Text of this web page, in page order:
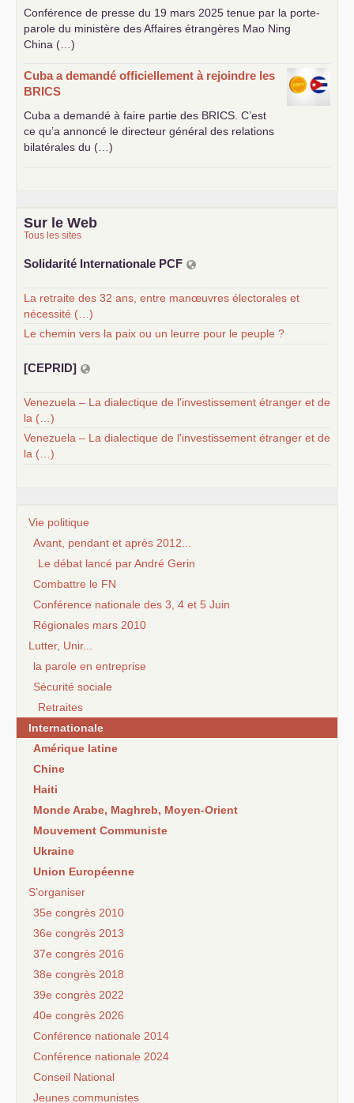
Conférence de presse du 19 mars 2025 tenue par la porte-
parole du ministère des Affaires étrangères Mao Ning
China (…)
Cuba a demandé officiellement à rejoindre les
BRICS
Cuba a demandé à faire partie des BRICS . C’est
ce qu’a annoncé le directeur général des relations
bilatérales du (…)
Sur le Web
Tous les sites
Solidarité Internationale PCF
La retraite des 32 ans, entre manœuvres électorales et
nécessité (…)
Le chemin vers la paix ou un leurre pour le peuple ?
[CEPRID]
Venezuela – La dialectique de l'investissement étranger et de
la (…)
Venezuela – La dialectique de l'investissement étranger et de
la (…)
Vie politique
Avant, pendant et après 2012...
Le débat lancé par André Gerin
Combattre le FN
Conférence nationale des 3, 4 et 5 Juin
Régionales mars 2010
Lutter, Unir...
la parole en entreprise
Sécurité sociale
Retraites
Internationale
Amérique latine
Chine
Haiti
Monde Arabe, Maghreb, Moyen-Orient
Mouvement Communiste
Ukraine
Union Européenne
S’organiser
35e congrès 2010
36e congrès 2013
37e congrès 2016
38e congrès 2018
39e congrès 2022
40e congrès 2026
Conférence nationale 2014
Conférence nationale 2024
Conseil National
Jeunes communistes